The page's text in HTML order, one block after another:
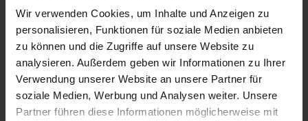
Wir verwenden Cookies, um Inhalte und Anzeigen zu
personalisieren, Funktionen für soziale Medien anbieten
zu können und die Zugriffe auf unsere Website zu
analysieren. Außerdem geben wir Informationen zu Ihrer
Verwendung unserer Website an unsere Partner für
soziale Medien, Werbung und Analysen weiter. Unsere
Partner führen diese Informationen möglicherweise mit
Fein 5
0
Sarah
Das hat mir gefallen. Das Mantra Ru-He hat mir am besten
gefallen. Das nehme ich mit in meinen Alltag